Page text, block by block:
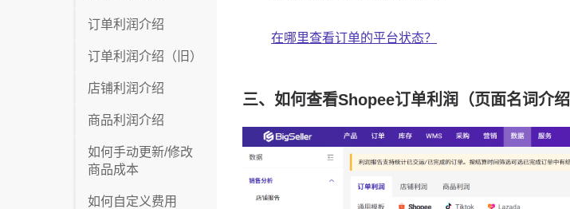
订单利润介绍
订单利润介绍（旧）
店铺利润介绍
商品利润介绍
如何手动更新/修改
商品成本
如何自定义费用